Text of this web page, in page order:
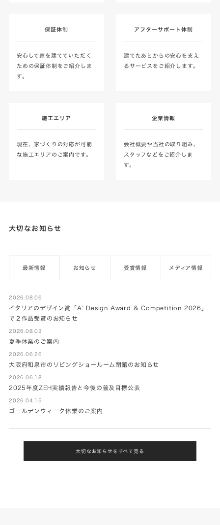
保証体制
安心して家を建てていただく
ための保証体制をご紹介しま
す。
アフターサポート体制
建てたあとからの安心を支え
るサービスをご紹介します。
施工エリア
現在、家づくりの対応が可能
な施工エリアのご案内です。
企業情報
会社概要や当社の取り組み、
スタッフなどをご紹介しま
す。
大切なお知らせ
最新情報 お知らせ 受賞情報 メディア情報
2026.08.06
イタリアのデザイン賞「A’ Design Award & Competition 2026」
で２作品受賞のお知らせ
2026.08.03
夏季休業のご案内
2026.06.26
大阪府和泉市のリビングショールーム閉館のお知らせ
2026.06.18
2025年度ZEH実績報告と今後の普及目標公表
2026.04.15
ゴールデンウィーク休業のご案内
大切なお知らせをすべて見る